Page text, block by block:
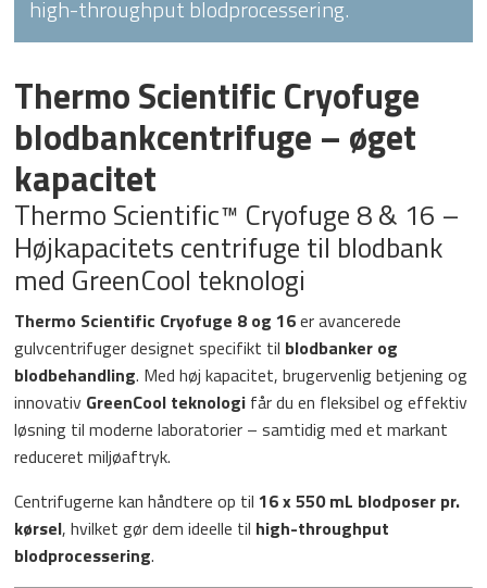
high-throughput blodprocessering.
Thermo Scientific Cryofuge
blodbankcentrifuge – øget
kapacitet
Thermo Scientific™ Cryofuge 8 & 16 –
Højkapacitets centrifuge til blodbank
med GreenCool teknologi
Thermo Scientific Cryofuge 8 og 16er avancerede
gulvcentrifuger designet specifikt til blodbanker og
blodbehandling. Med høj kapacitet, brugervenlig betjening og
innovativ GreenCool teknologi får du en fleksibel og effektiv
løsning til moderne laboratorier – samtidig med et markant
reduceret miljøaftryk.
Centrifugerne kan håndtere op til 16 x 550 mL blodposer pr.
kørsel, hvilket gør dem ideelle til high-throughput
blodprocessering.